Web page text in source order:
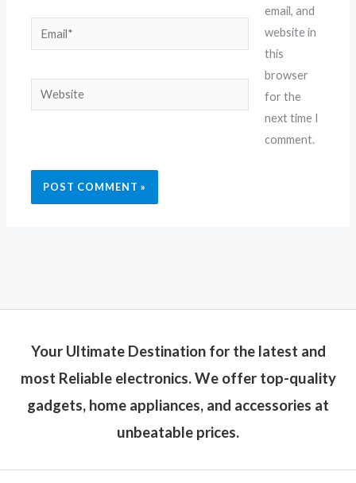
Email*
Website
email, and
website in
this
browser
for the
next time I
comment.
Your Ultimate Destination for the latest and
most Reliable electronics. We offer top-quality
gadgets, home appliances, and accessories at
unbeatable prices.